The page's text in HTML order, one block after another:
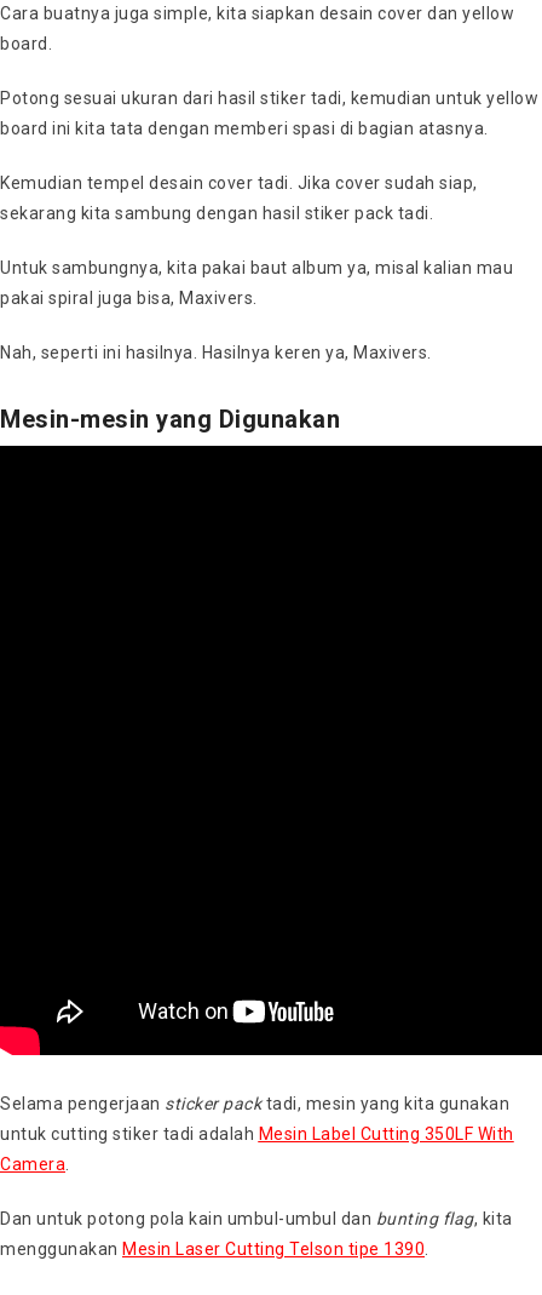
Cara buatnya juga simple, kita siapkan desain cover dan yellow
board.
Potong sesuai ukuran dari hasil stiker tadi, kemudian untuk yellow
board ini kita tata dengan memberi spasi di bagian atasnya.
Kemudian tempel desain cover tadi. Jika cover sudah siap,
sekarang kita sambung dengan hasil stiker pack tadi.
Untuk sambungnya, kita pakai baut album ya, misal kalian mau
pakai spiral juga bisa, Maxivers.
Nah, seperti ini hasilnya. Hasilnya keren ya, Maxivers.
Mesin-mesin yang Digunakan
Selama pengerjaan sticker packtadi, mesin yang kita gunakan
untuk cutting stiker tadi adalah Mesin Label Cutting 350LF With
Camera
Dan untuk potong pola kain umbul-umbul dan bunting flag, kita
menggunakan Mesin Laser Cutting Telson tipe 1390